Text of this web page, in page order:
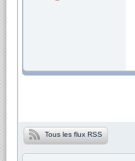
Tous les flux RSS